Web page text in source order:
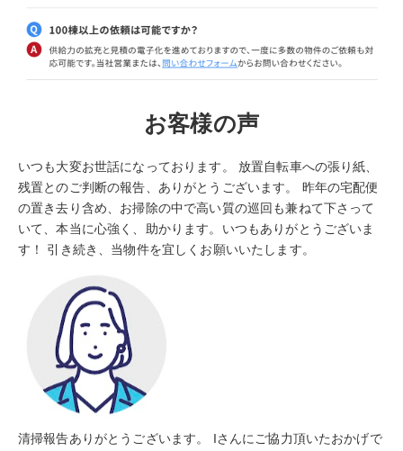
お客様の声
いつも大変お世話になっております。 放置自転車への張り紙、
残置とのご判断の報告、ありがとうございます。 昨年の宅配便
の置き去り含め、お掃除の中で高い質の巡回も兼ねて下さって
いて、本当に心強く、助かります。いつもありがとうございま
す！ 引き続き、当物件を宜しくお願いいたします。
清掃報告ありがとうございます。 Iさんにご協力頂いたおかげで